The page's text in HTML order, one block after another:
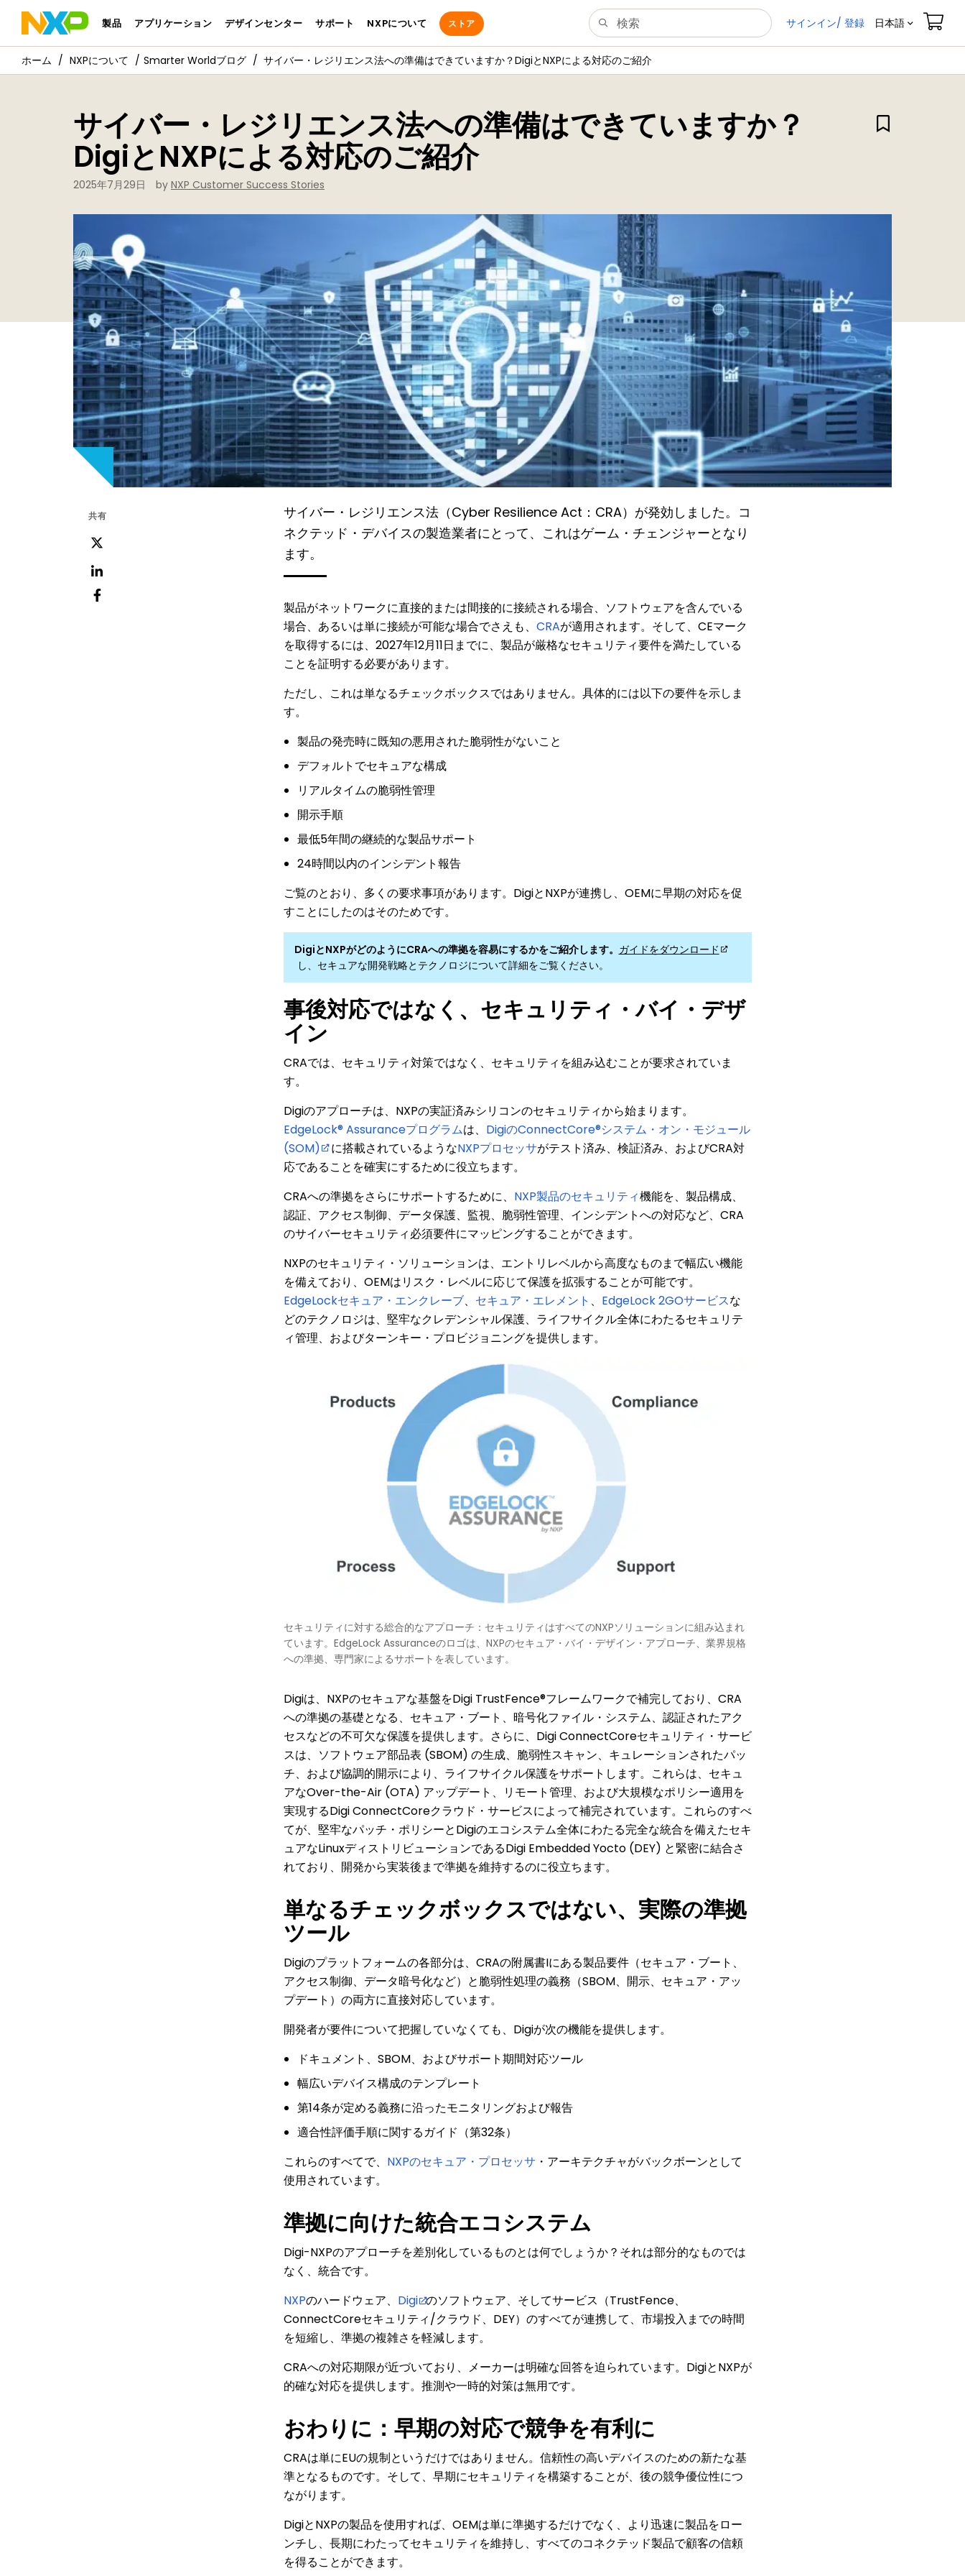
製品 アプリケーション デザインセンター サポート NXPについて ストア サインイン/ 登録 日本語
NXPについて Smarter Worldブログ サイバー・レジリエンス法への準備はできていますか？DigiとNXPによる対応のご紹介
サイバー・レジリエンス法への準備はできていますか？
DigiとNXPによる対応のご紹介
2025年7月29日 by NXP Customer Success Stories
共有
LinkedIn
サイバー・レジリエンス法（Cyber Resilience Act：CRA）が発効しました。コ
ネクテッド・デバイスの製造業者にとって、これはゲーム・チェンジャーとなり
ます。
製品がネットワークに直接的または間接的に接続される場合、ソフトウェアを含んでいる
場合、あるいは単に接続が可能な場合でさえも、 CRAが適用されます。そして、CEマーク
を取得するには、2027年12月11日までに、製品が厳格なセキュリティ要件を満たしている
ことを証明する必要があります。
ただし、これは単なるチェックボックスではありません。具体的には以下の要件を示しま
す。
製品の発売時に既知の悪用された脆弱性がないこと
デフォルトでセキュアな構成
リアルタイムの脆弱性管理
開示手順
最低5年間の継続的な製品サポート
24時間以内のインシデント報告
ご覧のとおり、多くの要求事項があります。DigiとNXPが連携し、OEMに早期の対応を促
すことにしたのはそのためです。
DigiとNXPがどのようにCRAへの準拠を容易にするかをご紹介します。 ガイドをダウンロード
し、セキュアな開発戦略とテクノロジについて詳細をご覧ください。
事後対応ではなく、セキュリティ・バイ・デザ
イン
CRAでは、セキュリティ対策ではなく、セキュリティを組み込むことが要求されていま
す。
Digiのアプローチは、NXPの実証済みシリコンのセキュリティから始まります。
EdgeLock® Assuranceプログラムは、 DigiのConnectCore®システム・オン・モジュール
(SOM) に搭載されているようなNXPプロセッサがテスト済み、検証済み、およびCRA対
応であることを確実にするために役立ちます。
CRAへの準拠をさらにサポートするために、 NXP製品のセキュリティ機能を、製品構成、
認証、アクセス制御、データ保護、監視、脆弱性管理、インシデントへの対応など、CRA
のサイバーセキュリティ必須要件にマッピングすることができます。
NXPのセキュリティ・ソリューションは、エントリレベルから高度なものまで幅広い機能
を備えており、OEMはリスク・レベルに応じて保護を拡張することが可能です。
EdgeLockセキュア・エンクレーブ、 セキュア・エレメント 、 EdgeLock 2GOサービスな
どのテクノロジは、堅牢なクレデンシャル保護、ライフサイクル全体にわたるセキュリテ
ィ管理、およびターンキー・プロビジョニングを提供します。
セキュリティに対する総合的なアプローチ：セキュリティはすべてのNXPソリューションに組み込まれ
ています。EdgeLock Assuranceのロゴは、NXPのセキュア・バイ・デザイン・アプローチ、業界規格
への準拠、専門家によるサポートを表しています。
Digiは、NXPのセキュアな基盤をDigi TrustFence®フレームワークで補完しており、CRA
への準拠の基礎となる、セキュア・ブート、暗号化ファイル・システム、認証されたアク
セスなどの不可欠な保護を提供します。さらに、Digi ConnectCoreセキュリティ・サービ
スは、ソフトウェア部品表 (SBOM) の生成、脆弱性スキャン、キュレーションされたパッ
チ、および協調的開示により、ライフサイクル保護をサポートします。これらは、セキュ
アなOver-the-Air (OTA) アップデート、リモート管理、および大規模なポリシー適用を
実現するDigi ConnectCoreクラウド・サービスによって補完されています。これらのすべ
てが、堅牢なパッチ・ポリシーとDigiのエコシステム全体にわたる完全な統合を備えたセキ
ュアなLinuxディストリビューションであるDigi Embedded Yocto (DEY) と緊密に結合さ
れており、開発から実装後まで準拠を維持するのに役立ちます。
単なるチェックボックスではない、実際の準拠
ツール
Digiのプラットフォームの各部分は、CRAの附属書Iにある製品要件（セキュア・ブート、
アクセス制御、データ暗号化など）と脆弱性処理の義務（SBOM、開示、セキュア・アッ
プデート）の両方に直接対応しています。
開発者が要件について把握していなくても、Digiが次の機能を提供します。
ドキュメント、SBOM、およびサポート期間対応ツール
幅広いデバイス構成のテンプレート
第14条が定める義務に沿ったモニタリングおよび報告
適合性評価手順に関するガイド（第32条）
これらのすべてで、 NXPのセキュア・プロセッサ ・アーキテクチャがバックボーンとして
使用されています。
準拠に向けた統合エコシステム
Digi-NXPのアプローチを差別化しているものとは何でしょうか？それは部分的なものでは
なく、統合です。
NXPのハードウェア、 Digi のソフトウェア、そしてサービス（TrustFence、
ConnectCoreセキュリティ/クラウド、DEY）のすべてが連携して、市場投入までの時間
を短縮し、準拠の複雑さを軽減します。
CRAへの対応期限が近づいており、メーカーは明確な回答を迫られています。DigiとNXPが
的確な対応を提供します。推測や一時的対策は無用です。
おわりに：早期の対応で競争を有利に
CRAは単にEUの規制というだけではありません。信頼性の高いデバイスのための新たな基
準となるものです。そして、早期にセキュリティを構築することが、後の競争優位性につ
ながります。
DigiとNXPの製品を使用すれば、OEMは単に準拠するだけでなく、より迅速に製品をロー
ンチし、長期にわたってセキュリティを維持し、すべてのコネクテッド製品で顧客の信頼
を得ることができます。